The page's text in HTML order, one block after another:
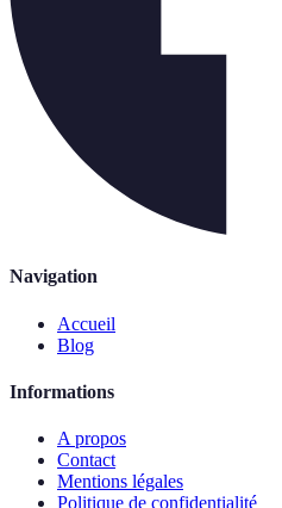
Navigation
Accueil
Blog
Informations
A propos
Contact
Mentions légales
Politique de confidentialité